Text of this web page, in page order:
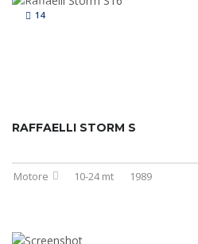
14
RAFFAELLI STORM S
Motore 10-24 mt 1989